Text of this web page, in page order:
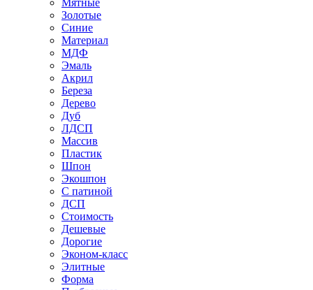
Мятные
Золотые
Синие
Материал
МДФ
Эмаль
Акрил
Береза
Дерево
Дуб
ЛДСП
Массив
Пластик
Шпон
Экошпон
С патиной
ДСП
Стоимость
Дешевые
Дорогие
Эконом-класс
Элитные
Форма